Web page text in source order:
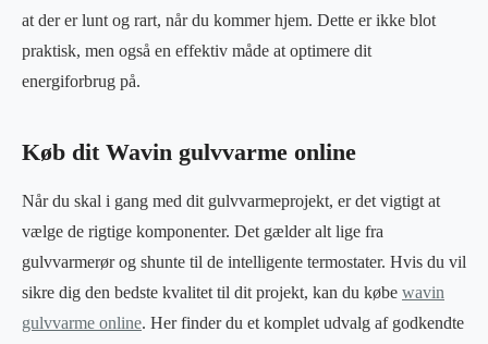
at der er lunt og rart, når du kommer hjem. Dette er ikke blot
praktisk, men også en effektiv måde at optimere dit
energiforbrug på.
Køb dit Wavin gulvvarme online
Når du skal i gang med dit gulvvarmeprojekt, er det vigtigt at
vælge de rigtige komponenter. Det gælder alt lige fra
gulvvarmerør og shunte til de intelligente termostater. Hvis du vil
sikre dig den bedste kvalitet til dit projekt, kan du købe wavin
gulvvarme online. Her finder du et komplet udvalg af godkendte